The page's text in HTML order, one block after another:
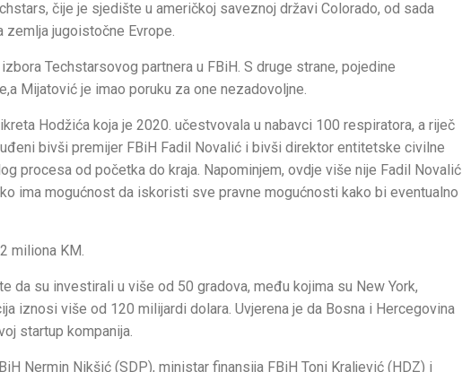
čije je sjedište u američkoj saveznoj državi Colorado, od sada
zemlja jugoistočne Evrope.
Techstarsovog partnera u FBiH. S druge strane, pojedine
Mijatović je imao poruku za one nezadovoljne.
Hodžića koja je 2020. učestvovala u nabavci 100 respiratora, a riječ
bivši premijer FBiH Fadil Novalić i bivši direktor entitetske civilne
procesa od početka do kraja. Napominjem, ovdje više nije Fadil Novalić
ima mogućnost da iskoristi sve pravne mogućnosti kako bi eventualno
miliona KM.
da su investirali u više od 50 gradova, među kojima su New York,
iznosi više od 120 milijardi dolara. Uvjerena je da Bosna i Hercegovina
startup kompanija.
Nermin Nikšić (SDP), ministar finansija FBiH Toni Kraljević (HDZ) i